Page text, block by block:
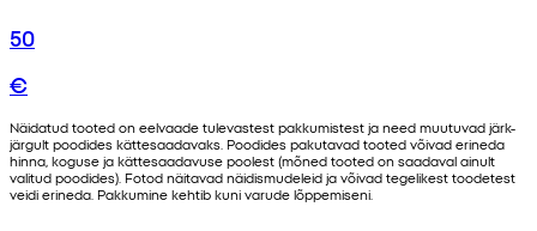
50
€
Näidatud tooted on eelvaade tulevastest pakkumistest ja need muutuvad järk-
järgult poodides kättesaadavaks. Poodides pakutavad tooted võivad erineda
hinna, koguse ja kättesaadavuse poolest (mõned tooted on saadaval ainult
valitud poodides). Fotod näitavad näidismudeleid ja võivad tegelikest toodetest
veidi erineda. Pakkumine kehtib kuni varude lõppemiseni.